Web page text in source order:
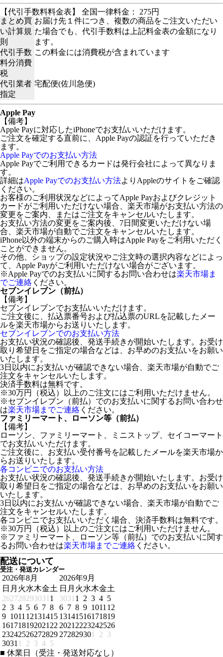
【代引手数料料金表】 全国一律料金： 275円
まとめ買
い計算規
則
お届け先１件につき、複数の商品をご注文いただい
た場合でも、代引手数料は上記料金表の金額になり
ます。
代引手数
料分消費
税
この料金には消費税が含まれています
代引業者
指定
宅配便(佐川急便)
Apple Pay
【備考】
Apple Payに対応したiPhoneでお支払いいただけます。
ご注文を確定する直前に、Apple Payの認証を行っていただき
ます。
Apple Payでのお支払い方法
Apple Payでご利用できるカードは発行会社によって異なりま
す。
詳細はApple Payでのお支払い方法よりAppleのサイトをご確認
ください。
お客様のご利用状況などによってApple Payおよびクレジット
カードがご利用いただけない場合、楽天市場がお支払い方法の
変更をご案内、またはご注文をキャンセルいたします。
お支払い方法の変更をご案内後、7日間変更いただけない場
合、楽天市場が自動でご注文をキャンセルいたします。
iPhone以外の端末からのご購入時はApple Payをご利用いただく
ことができません。
その他、ショップの設定状況やご注文時の選択内容などによっ
て、Apple Payがご利用いただけない場合がございます。
※Apple Payでのお支払いに関するお問い合わせは楽天市場ま
でご連絡 ください。
セブンイレブン（前払）
【備考】
セブンイレブンでお支払いいただけます。
ご注文後に、払込票番号および払込票のURLを記載したメー
ルを楽天市場からお送りいたします。
セブンイレブンでのお支払い方法
お支払い状況の確認後、発送手続きが開始いたします。お受け
取り希望日をご指定の場合などは、お早めのお支払いをお願い
いたします。
3日以内にお支払いが確認できない場合、楽天市場が自動でご
注文をキャンセルいたします。
決済手数料は無料です。
※30万円（税込）以上のご注文にはご利用いただけません。
※セブンイレブン（前払）でのお支払いに関するお問い合わせ
は楽天市場までご連絡 ください。
ファミリーマート、ローソン等（前払）
【備考】
ローソン、ファミリーマート、ミニストップ、セイコーマート
でお支払いいただけます。
ご注文後に、お支払い受付番号を記載したメールを楽天市場か
らお送りいたします。
各コンビニでのお支払い方法
お支払い状況の確認後、発送手続きが開始いたします。お受け
取り希望日をご指定の場合などは、お早めのお支払いをお願い
いたします。
3日以内にお支払いが確認できない場合、楽天市場が自動でご
注文をキャンセルいたします。
各コンビニでお支払いいただく場合、決済手数料は無料です。
※30万円（税込）以上のご注文にはご利用いただけません。
※ファミリーマート、ローソン等（前払）でのお支払いに関す
るお問い合わせは楽天市場までご連絡 ください。
配送について
受注・発送カレンダー
2026年8月
日 月 火水木金土
262728293031 1
2 3 4 5 6 7 8
9 1011 12131415
161718192021 22
23242526272829
3031 1 2 3 4 5
2026年9月
日 月 火水木金土
3031 1 2 3 4 5
6 7 8 9 1011 12
13141516171819
2021 2223242526
272829301 2 3
■ 休業日（受注・発送対応なし）